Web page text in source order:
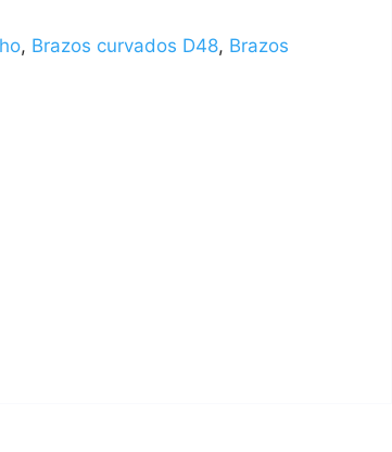
, Brazos curvados D48, Brazos